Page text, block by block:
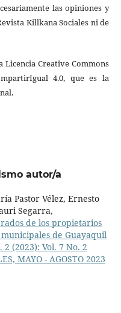
las opiniones y
Killkana Sociales ni de
Creative Commons
4.0, que es la
autor/a
Pastor Vélez, Ernesto
Segarra,
de los propietarios
de Guayaquil
(2023): Vol. 7 No. 2
MAYO - AGOSTO 2023